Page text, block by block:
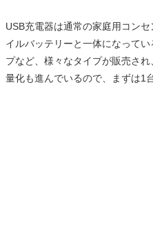
USB充電器は通常の家庭用コン
イルバッテリーと一体になって
プなど、様々なタイプが販売さ
量化も進んでいるので、まずは1